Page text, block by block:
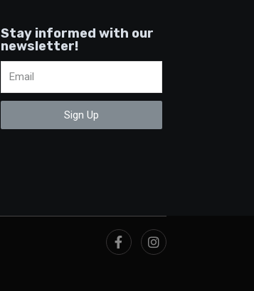
Stay informed with our
newsletter!
Sign Up